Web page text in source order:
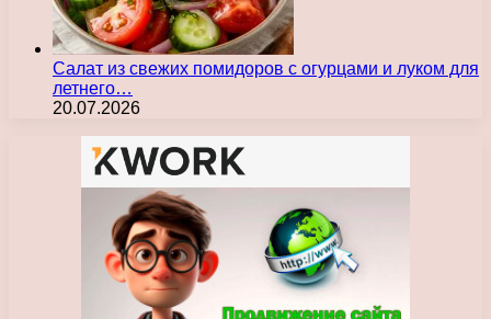
Салат из свежих помидоров с огурцами и луком для
летнего…
20.07.2026